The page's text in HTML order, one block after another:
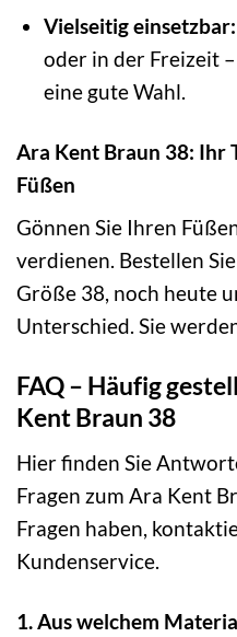
Vielseitig einsetzbar:
oder in der Freizeit
eine gute Wahl.
Ara Kent Braun 38: Ihr
Füßen
Gönnen Sie Ihren
verdienen. Bestellen
Größe 38, noch heute
Unterschied. Sie
FAQ – Häufig
Kent Braun 38
Hier finden Sie
Fragen zum Ara Kent
Fragen haben,
Kundenservice.
1. Aus welchem